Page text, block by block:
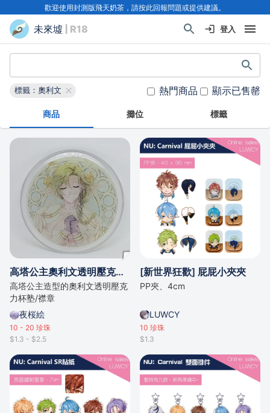
歡迎使用封測版飛天奶茶，請按此回報問題或提供建議。
未來墟 | R18 登入
標籤：奧利文 熱門商品 顯示已售罄
商品 攤位 標籤
高塔公主奧利文透明壓克力杯塾/襟章
高塔公主造型的奧利文透明壓克
力杯塾/襟章
夜桜絵
10 - 20 珍珠
$1.3 - $2.5
[新世界狂歡] 屁屁小夾夾
PP夾、4cm
LUWCY
10 珍珠
$1.3